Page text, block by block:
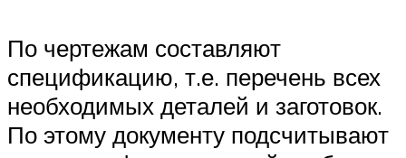
По чертежам составляют
спецификацию, т.е. перечень всех
необходимых деталей и заготовок.
По этому документу подсчитывают